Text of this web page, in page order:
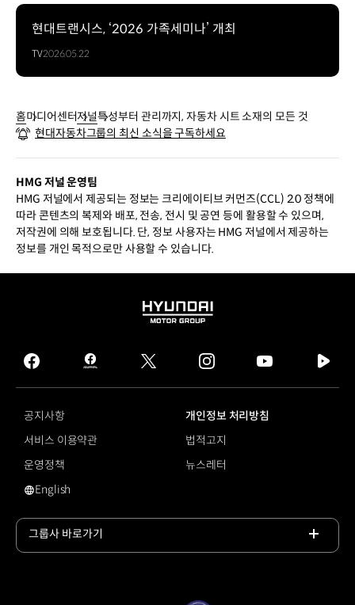
현대트랜시스, ‘2026 가족세미나’ 개최
TV2026.05.22
홈미디어센터저널특성부터 관리까지, 자동차 시트 소재의 모든 것
현대자동차그룹의 최신 소식을 구독하세요
HMG 저널 운영팀
HMG 저널에서 제공되는 정보는 크리에이티브 커먼즈(CCL) 2.0 정책에
따라 콘텐츠의 복제와 배포, 전송, 전시 및 공연 등에 활용할 수 있으며,
저작권에 의해 보호됩니다. 단, 정보 사용자는 HMG 저널에서 제공하는
정보를 개인 목적으로만 사용할 수 있습니다.
HYUNDAI
GROUP
facebook
hmg
journal
twitter instagram
tv
공지사항
개인정보 처리방침
서비스 이용약관
법적고지
운영정책
뉴스레터
영문 사이트로 이동
English
그룹사 바로가기